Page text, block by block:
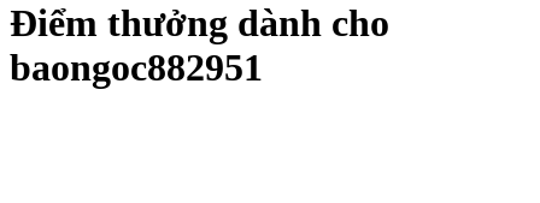
Điểm thưởng dành cho
baongoc882951